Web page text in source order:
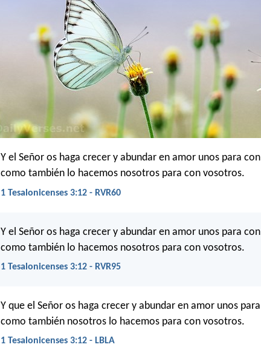
Y el Señor os haga crecer y abundar en amor unos para
como también lo hacemos nosotros para con vosotros.
1 Tesalonicenses 3:12 - RVR60
Y el Señor os haga crecer y abundar en amor unos para
como también lo hacemos nosotros para con vosotros.
1 Tesalonicenses 3:12 - RVR95
Y que el Señor os haga crecer y abundar en amor unos
como también nosotros lo hacemos para con vosotros.
1 Tesalonicenses 3:12 - LBLA